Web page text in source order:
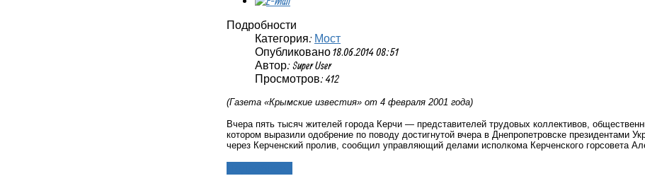
Подробности
Категория: Мост
Опубликовано 18.06.2014 08:51
Автор: Super User
Просмотров: 412
(Газета «Крымские известия» от 4 февраля 2001 года)
Вчера пять тысяч жителей города Керчи — представителей трудовых коллективов,
котором выразили одобрение по поводу достигнутой вчера в Днепропетровске президентами
через Керченский пролив, сообщил управляющий делами исполкома Керченского горсовета